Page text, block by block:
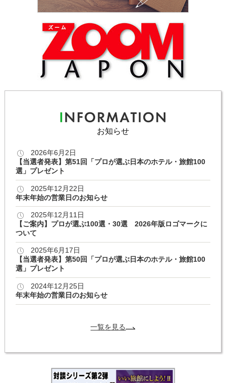
お知らせ
2026年6月2日
【当選者発表】第51回「プロが選ぶ日本のホテル・旅館100
選」プレゼント
2025年12月22日
年末年始の営業日のお知らせ
2025年12月11日
【ご案内】プロが選ぶ100選・30選 2026年版ロゴマークに
ついて
2025年6月17日
【当選者発表】第50回「プロが選ぶ日本のホテル・旅館100
選」プレゼント
2024年12月25日
年末年始の営業日のお知らせ
一覧を見る